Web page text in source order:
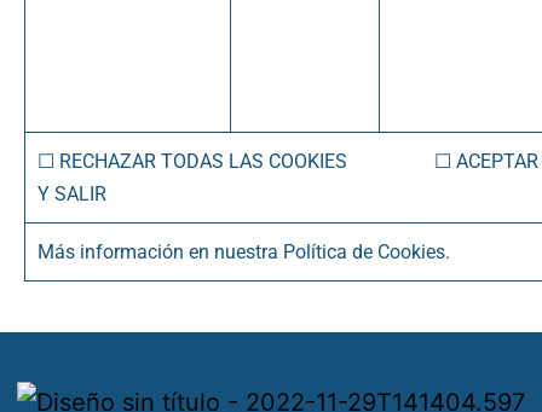
☐ RECHAZAR TODAS LAS COOKIES ☐ ACEPTAR
Y SALIR
Más información en nuestra Política de Cookies.